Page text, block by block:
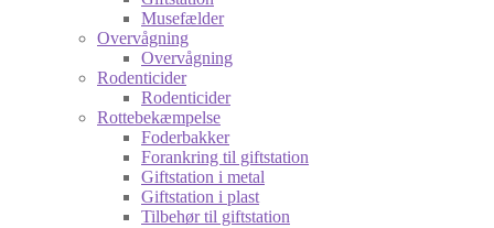
Musefælder
Overvågning
Overvågning
Rodenticider
Rodenticider
Rottebekæmpelse
Foderbakker
Forankring til giftstation
Giftstation i metal
Giftstation i plast
Tilbehør til giftstation